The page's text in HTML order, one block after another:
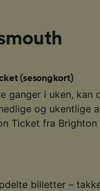
(sesongkort)
ganger i uken, kan
og ukentlige
Ticket fra
billetter –